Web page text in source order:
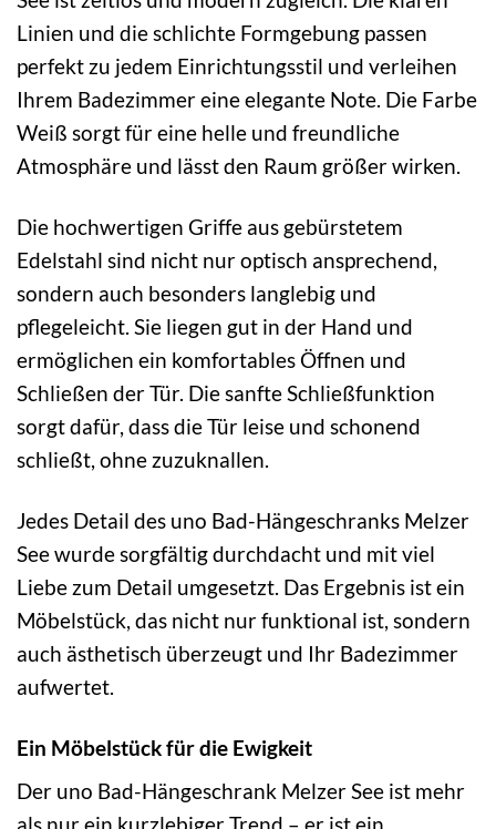
Linien und die schlichte Formgebung passen
perfekt zu jedem Einrichtungsstil und verleihen
Ihrem Badezimmer eine elegante Note. Die Farbe
Weiß sorgt für eine helle und freundliche
Atmosphäre und lässt den Raum größer wirken.
Die hochwertigen Griffe aus gebürstetem
Edelstahl sind nicht nur optisch ansprechend,
sondern auch besonders langlebig und
pflegeleicht. Sie liegen gut in der Hand und
ermöglichen ein komfortables Öffnen und
Schließen der Tür. Die sanfte Schließfunktion
sorgt dafür, dass die Tür leise und schonend
schließt, ohne zuzuknallen.
Jedes Detail des uno Bad-Hängeschranks Melzer
See wurde sorgfältig durchdacht und mit viel
Liebe zum Detail umgesetzt. Das Ergebnis ist ein
Möbelstück, das nicht nur funktional ist, sondern
auch ästhetisch überzeugt und Ihr Badezimmer
aufwertet.
Ein Möbelstück für die Ewigkeit
Der uno Bad-Hängeschrank Melzer See ist mehr